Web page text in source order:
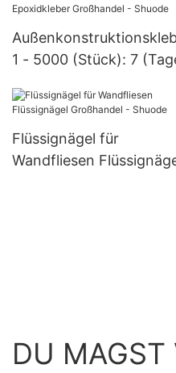
>=30000 StückUS72
Hersteller
1 - 5000 (Stück): 7
Epoxidkleber
Flüssignägel für
Wandfliesen
DU MAGST